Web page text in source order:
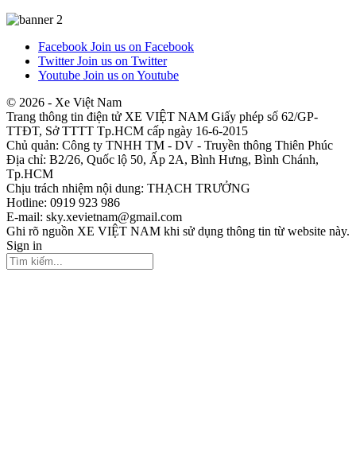
Facebook Join us on Facebook
Twitter Join us on Twitter
Youtube Join us on Youtube
© 2026 - Xe Việt Nam
Trang thông tin điện tử XE VIỆT NAM Giấy phép số 62/GP-
TTĐT, Sở TTTT Tp.HCM cấp ngày 16-6-2015
Chủ quản: Công ty TNHH TM - DV - Truyền thông Thiên Phúc
Địa chỉ: B2/26, Quốc lộ 50, Ấp 2A, Bình Hưng, Bình Chánh,
Tp.HCM
Chịu trách nhiệm nội dung: THẠCH TRƯỞNG
Hotline: 0919 923 986
E-mail: sky.xevietnam@gmail.com
Ghi rõ nguồn XE VIỆT NAM khi sử dụng thông tin từ website này.
Sign in